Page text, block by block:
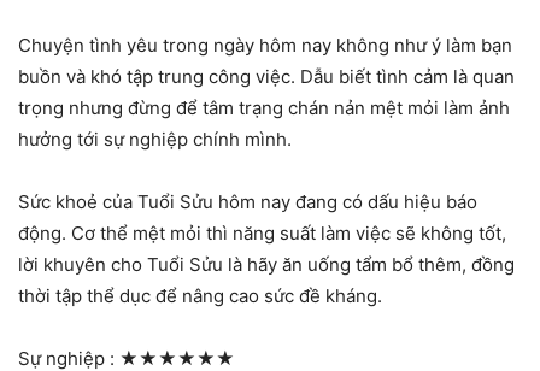
Chuyện tình yêu trong ngày hôm nay không như ý làm bạn
buồn và khó tập trung công việc. Dẫu biết tình cảm là quan
trọng nhưng đừng để tâm trạng chán nản mệt mỏi làm ảnh
hưởng tới sự nghiệp chính mình.
Sức khoẻ của Tuổi Sửu hôm nay đang có dấu hiệu báo
động. Cơ thể mệt mỏi thì năng suất làm việc sẽ không tốt,
lời khuyên cho Tuổi Sửu là hãy ăn uống tẩm bổ thêm, đồng
thời tập thể dục để nâng cao sức đề kháng.
Sự nghiệp : ★★★★★★